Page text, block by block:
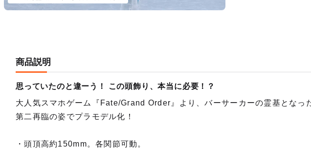
商品説明
思っていたのと違ーう！ この頭飾り、本当に必要！？
大人気スマホゲーム『Fate/Grand Order』より、バーサーカーの霊基となっ
第二再臨の姿でプラモデル化！
・頭頂高約150mm。各関節可動。